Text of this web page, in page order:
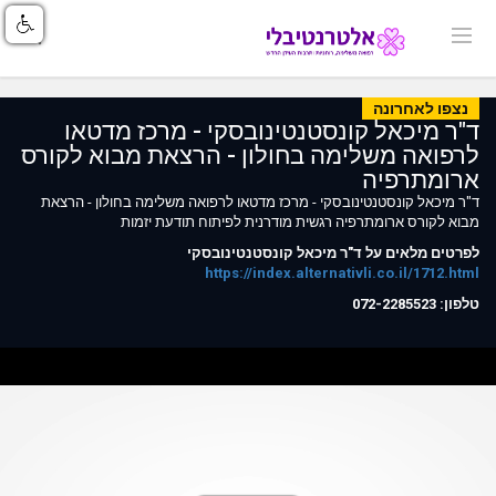
נצפו לאחרונה
ד"ר מיכאל קונסטנטינובסקי - מרכז מדטאו
לרפואה משלימה בחולון - הרצאת מבוא לקורס
ארומתרפיה
ד"ר מיכאל קונסטנטינובסקי - מרכז מדטאו לרפואה משלימה בחולון - הרצאת
מבוא לקורס ארומתרפיה רגשית מודרנית לפיתוח תודעת יזמות
לפרטים מלאים על ד"ר מיכאל קונסטנטינובסקי
https://index.alternativli.co.il/1712.html
טלפון: 072-2285523